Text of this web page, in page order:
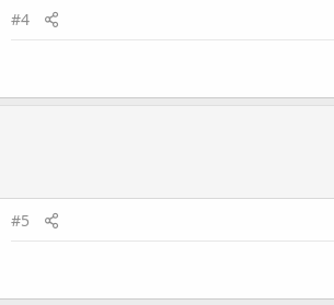
#4
#5